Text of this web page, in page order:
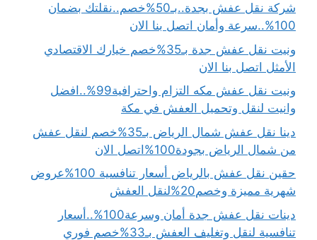
شركة نقل عفش بجدة..بـ50%خصم..نقلتك بضمان
100%..سرعة وأمان اتصل بنا الان
ونيت نقل عفش جدة بـ35%خصم خيارك الاقتصادي
الأمثل اتصل بنا الان
ونيت نقل عفش مكه التزام واحترافية99%..افضل
وانيت لنقل وتحميل العفش في مكة
دينا نقل عفش شمال الرياض بـ35%خصم لنقل عفش
من شمال الرياض بجودة100%اتصل الان
حقين نقل عفش بالرياض أسعار تنافسية 100%عروض
شهرية مميزة وخصم20%لنقل العفش
دينات نقل عفش جدة أمان وسرعة100%..أسعار
تنافسية لنقل وتغليف العفش بـ33%خصم فوري